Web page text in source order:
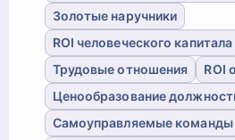
Золотые наручники
ROI человеческого капитала
Трудовые отношения
ROI
Ценообразование
Самоуправляемые команды